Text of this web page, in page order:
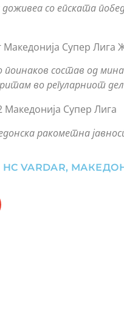
со епската
Супер Лига
состав од
во регуларниот
Супер Лига
ракометна
HC VARDAR,